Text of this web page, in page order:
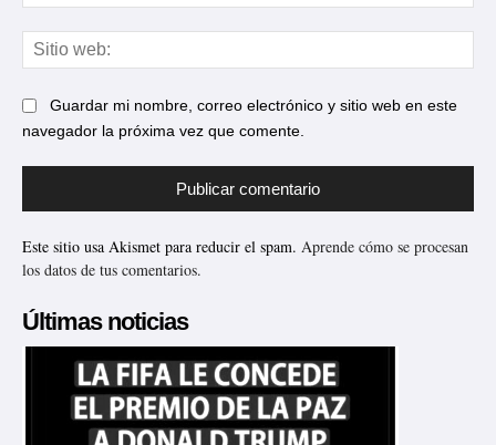
Guardar mi nombre, correo electrónico y sitio web en este
navegador la próxima vez que comente.
Este sitio usa Akismet para reducir el spam. Aprende cómo se procesan
los datos de tus comentarios.
Últimas noticias